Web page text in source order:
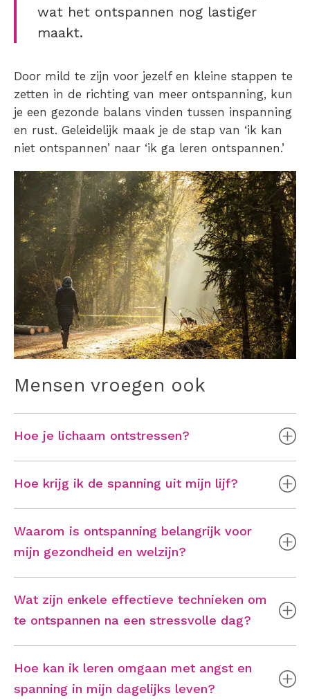
wat het ontspannen nog lastiger
maakt.
Door mild te zijn voor jezelf en kleine stappen te
zetten in de richting van meer ontspanning, kun
je een gezonde balans vinden tussen inspanning
en rust. Geleidelijk maak je de stap van ‘ik kan
niet ontspannen’ naar ‘ik ga leren ontspannen.’
Mensen vroegen ook
Hoe je lichaam ontstressen?
Hoe krijg ik de spanning uit mijn lijf?
Waarom is ontspanning belangrijk voor
mijn gezondheid en welzijn?
Wat zijn enkele effectieve technieken om
te ontspannen na een stressvolle dag?
Hoe kan ik leren omgaan met angst en
spanning in mijn dagelijks leven?